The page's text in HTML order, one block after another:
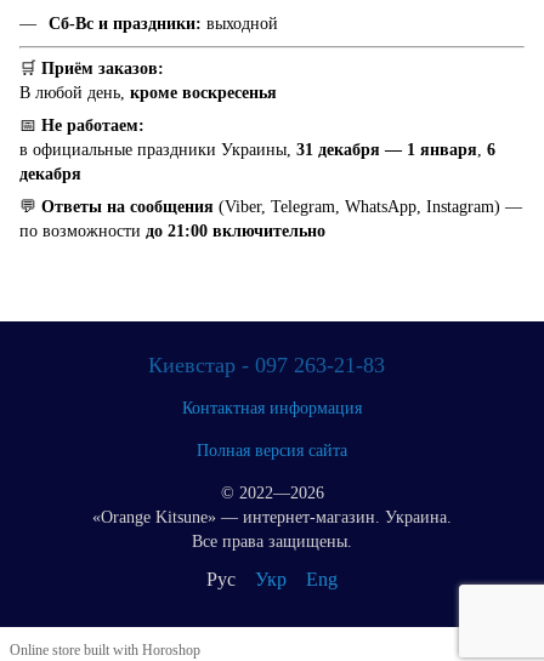
Сб-Вс и праздники: выходной
🛒 Приём заказов:
В любой день, кроме воскресенья
📅 Не работаем:
в официальные праздники Украины, 31 декабря — 1 января, 6
декабря
💬 Ответы на сообщения (Viber, Telegram, WhatsApp, Instagram) —
по возможности до 21:00 включительно
Киевстар - 097 263-21-83
Контактная информация
Полная версия сайта
© 2022—2026
«Orange Kitsune» — интернет-магазин. Украина.
Все права защищены.
Рус Укр Eng
Online store built with Horoshop